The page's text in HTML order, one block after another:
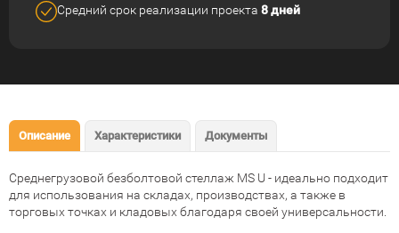
Средний срок реализации проекта 8 дней
Описание Характеристики Документы
Среднегрузовой безболтовой стеллаж MS U - идеально подходит
для использования на складах, производствах, а также в
торговых точках и кладовых благодаря своей универсальности.